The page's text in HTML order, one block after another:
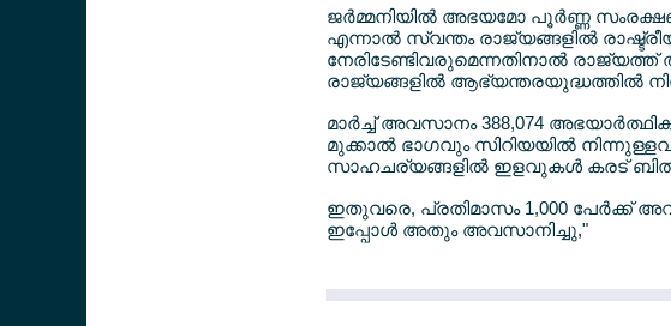
ജര്‍മ്മനിയില്‍ അഭയമോ പൂര്‍ണ്ണ
എന്നാല്‍ സ്വന്തം രാജ്യങ്ങളില്‍
നേരിടേണ്ടിവരുമെന്നതിനാല്‍
രാജ്യങ്ങളില്‍ ആഭ്യന്തരയുദ്ധത്തില്‍
മാര്‍ച്ച് അവസാനം 388,074
മുക്കാല്‍ ഭാഗവും സിറിയയില്‍
സാഹചര്യങ്ങളില്‍ ഇളവുകള്‍ കരട്
ഇതുവരെ, പ്രതിമാസം 1,000 പേര്‍ക്ക്
ഇപ്പോള്‍ അതും അവസാനിച്ചു,"